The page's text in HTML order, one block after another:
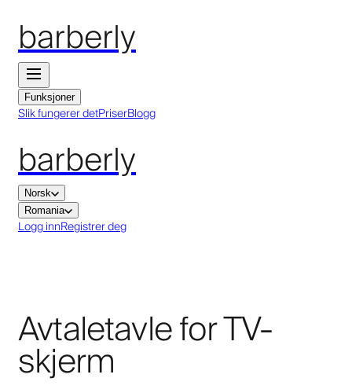
barberly
Funksjoner
Slik fungerer detPriserBlogg
barberly
Norsk
Romania
Logg innRegistrer deg
Avtaletavle for TV-
skjerm